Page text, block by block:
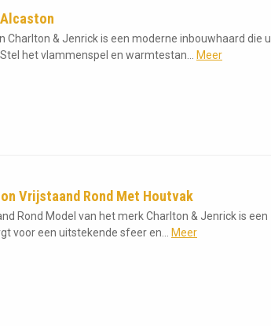
Charlton & Jenrick is een moderne inbouwhaard die u
het vlammenspel en warmtestan...
Meer
Vrijstaand Rond Met Houtvak
Rond Model van het merk Charlton & Jenrick is een
voor een uitstekende sfeer en...
Meer